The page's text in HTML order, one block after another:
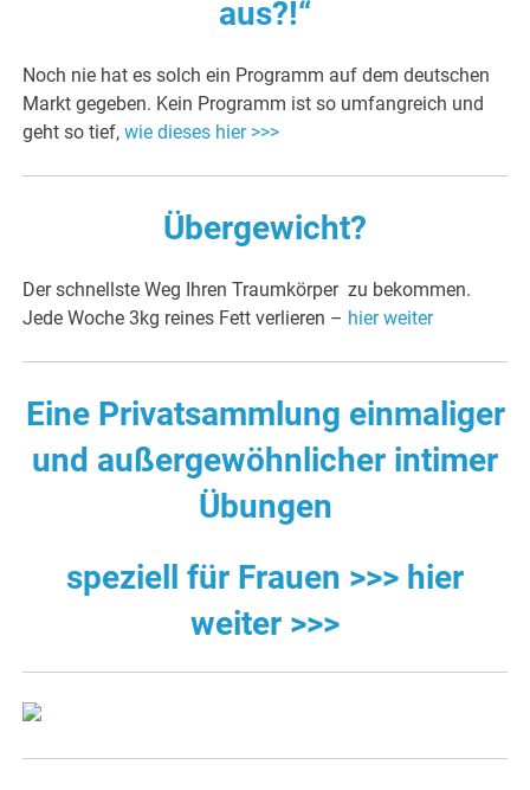
aus?!“
Noch nie hat es solch ein Programm auf dem deutschen
Markt gegeben. Kein Programm ist so umfangreich und
geht so tief,wie dieses hier >>>
Übergewicht?
Der schnellste Weg Ihren Traumkörper zu bekommen.
Jede Woche 3kg reines Fett verlieren – hier weiter
Eine Privatsammlung einmaliger
und außergewöhnlicher intimer
Übungen
speziell für Frauen >>> hier
weiter >>>